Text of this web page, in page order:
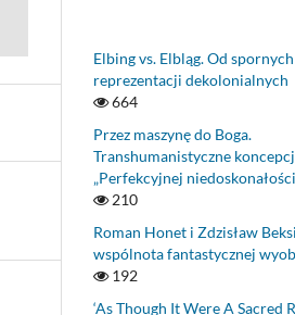
Elbing vs. Elbląg. Od
reprezentacji dekolonialnych
664
Przez maszynę do Boga.
Transhumanistyczne
„Perfekcyjnej
210
Roman Honet i Zdzisław
wspólnota fantastycznej
192
‘As Though It Were A Sacred